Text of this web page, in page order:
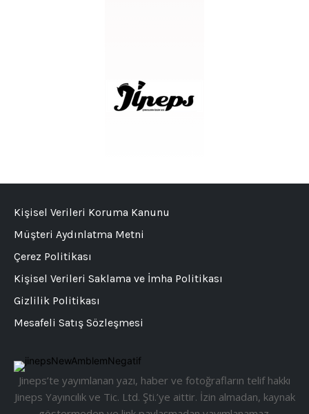
Jineps’te yayımlanan yazı, haber ve fotoğrafların telif hakkı
Jineps Yayıncılık ve Tic. Ltd. Şti.’ye aittir. İzin almadan, kaynak
Kişisel Verileri Koruma Kanunu
Müşteri Aydınlatma Metni
Çerez Politikası
Kişisel Verileri Saklama ve İmha Politikası
Gizlilik Politikası
Mesafeli Satış Sözleşmesi